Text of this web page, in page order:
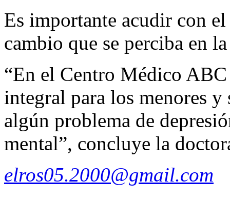
Es importante acudir con
cambio que se perciba en
“En el Centro Médico
integral para los menores y
algún problema de
mental”, concluye la
elros05.2000@gmail.com